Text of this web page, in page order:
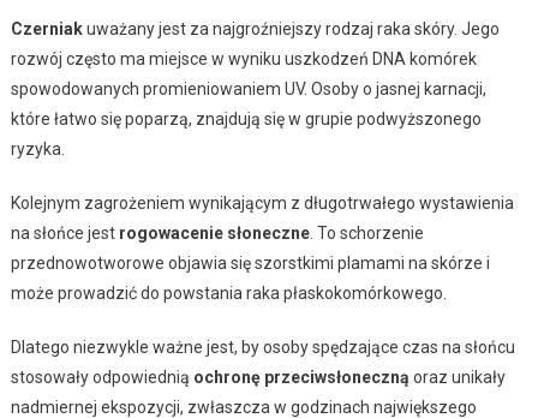
Czerniakuważany jest za najgroźniejszy rodzaj raka skóry. Jego
rozwój często ma miejsce w wyniku uszkodzeń DNA komórek
spowodowanych promieniowaniem UV. Osoby o jasnej karnacji,
które łatwo się poparzą, znajdują się w grupie podwyższonego
ryzyka.
Kolejnym zagrożeniem wynikającym z długotrwałego wystawienia
na słońce jest rogowacenie słoneczne. To schorzenie
przednowotworowe objawia się szorstkimi plamami na skórze i
może prowadzić do powstania raka płaskokomórkowego.
Dlatego niezwykle ważne jest, by osoby spędzające czas na słońcu
stosowały odpowiednią ochronę przeciwsłoneczną oraz unikały
nadmiernej ekspozycji, zwłaszcza w godzinach największego